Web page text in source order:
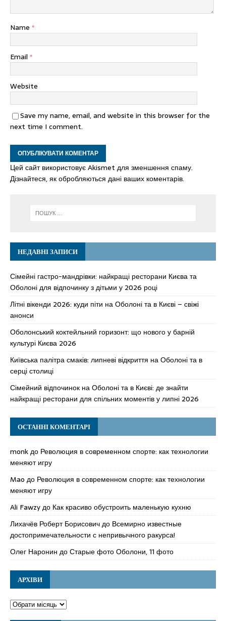
Name *
Email *
Website
Save my name, email, and website in this browser for the
next time I comment.
Цей сайт використовує Akismet для зменшення спаму.
Дізнайтеся, як обробляються дані ваших коментарів.
НЕДАВНІ ЗАПИСИ
Сімейні гастро-мандрівки: найкращі ресторани Києва та
Оболоні для відпочинку з дітьми у 2026 році
Літні вікенди 2026: куди піти на Оболоні та в Києві – свіжі
анонси
Оболонський коктейльний горизонт: що нового у барній
культурі Києва 2026
Київська палітра смаків: липневі відкриття на Оболоні та в
серці столиці
Сімейний відпочинок на Оболоні та в Києві: де знайти
найкращі ресторани для спільних моментів у липні 2026
ОСТАННІ КОМЕНТАРІ
monkдо Революция в современном спорте: как технологии
меняют игру
Mao до Революция в современном спорте: как технологии
меняют игру
Ali Fawzyдо Как красиво обустроить маленькую кухню
Лихачёв Роберт Борисовичдо Всемирно известные
достопримечательности с непривычного ракурса!
Олег Наронин доСтарые фото Оболони, 11 фото
АРХІВИ